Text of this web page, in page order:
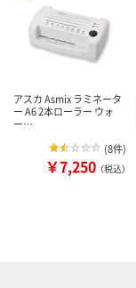
アスカ Asmix ラミネータ
ー A6 2本ローラー ウォ
ー…
(8件)
￥7,250 （税込）